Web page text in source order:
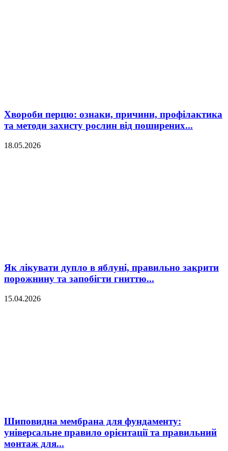
Хвороби перцю: ознаки, причини, профілактика
та методи захисту рослин від поширених...
18.05.2026
Як лікувати дупло в яблуні, правильно закрити
порожнину та запобігти гниттю...
15.04.2026
Шиповидна мембрана для фундаменту:
універсальне правило орієнтації та правильний
монтаж для...